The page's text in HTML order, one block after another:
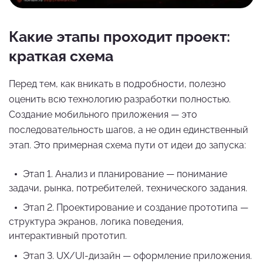
Какие этапы проходит проект:
краткая схема
Перед тем, как вникать в подробности, полезно
оценить всю технологию разработки полностью.
Создание мобильного приложения — это
последовательность шагов, а не один единственный
этап. Это примерная схема пути от идеи до запуска:
Этап 1. Анализ и планирование — понимание
задачи, рынка, потребителей, технического задания.
Этап 2. Проектирование и создание прототипа —
структура экранов, логика поведения,
интерактивный прототип.
Этап 3. UX/UI-дизайн — оформление приложения.